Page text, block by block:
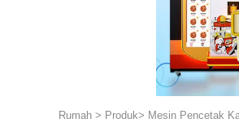
Rumah > Produk> Mesin Pencetak